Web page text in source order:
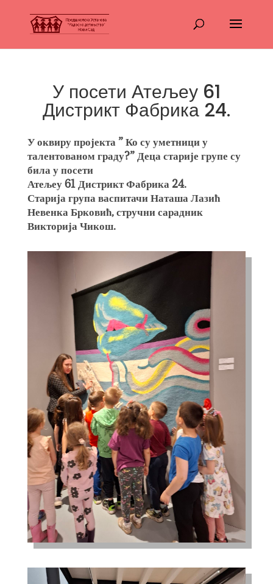
У посети Атељеу 61
Дистрикт Фабрика 24.
У оквиру пројекта ” Ко су уметници у
талентованом граду?” Деца старије групе су
била у посети
Атељеу 61 Дистрикт Фабрика 24.
Старија група васпитачи Наташа Лазић
Невенка Брковић, стручни сарадник
Викторија Чикош.